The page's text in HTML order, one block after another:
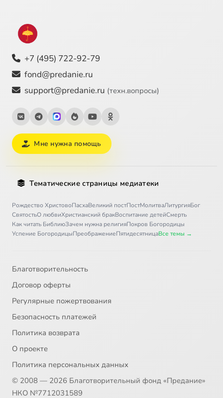
+7 (495) 722-92-79
fond@predanie.ru
support@predanie.ru (техн.вопросы)
Мне нужна помощь
Тематические страницы медиатеки
Рождество ХристовоПасхаВеликий постПостМолитваЛитургияБог
СвятостьО любвиХристианский бракВоспитание детейСмерть
Как читать БиблиюЗачем нужна религияПокров Богородицы
Успение БогородицыПреображениеПятидесятницаВсе темы →
Благотворительность
Договор оферты
Регулярные пожертвования
Безопасность платежей
Политика возврата
О проекте
Политика персональных данных
© 2008 — 2026 Благотворительный фонд «Предание»
НКО №7712031589